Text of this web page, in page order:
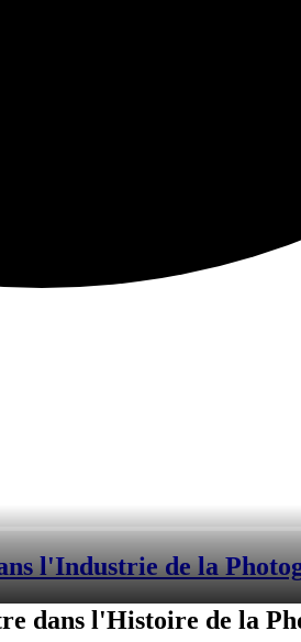
l'Industrie de la
dans l'Histoire de la